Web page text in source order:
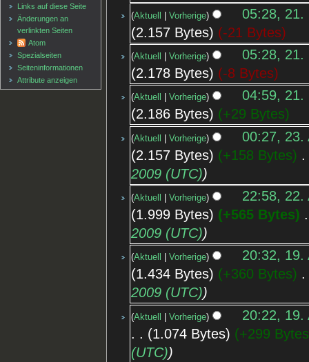
Aktuell Vorherige
05:28, 21.
2.157 Bytes
-21 Bytes
Aktuell Vorherige
05:28, 21.
2.178 Bytes
-8 Bytes
Aktuell Vorherige
04:59, 21.
2.186 Bytes
+29 Bytes
Aktuell Vorherige
00:27, 23.
2.157 Bytes
+158 Bytes
2009 (UTC)
Aktuell Vorherige
22:58, 22.
1.999 Bytes
+565 Bytes
2009 (UTC)
Aktuell Vorherige
20:32, 19.
1.434 Bytes
+360 Bytes
2009 (UTC)
Aktuell Vorherige
20:22, 19.
1.074 Bytes
+299 Bytes
(UTC)
Links auf diese Seite
Änderungen an
verlinkten Seiten
Atom
Spezialseiten
Seiten­informationen
Attribute anzeigen